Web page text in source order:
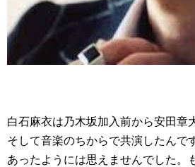
白石麻衣は乃木坂加入前から安田章
そして音楽のちからで共演したんで
あったようには思えませんでした。